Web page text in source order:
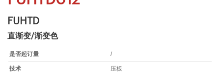
FUHTD
直渐变/渐变色
是否起订量 /
技术 压板